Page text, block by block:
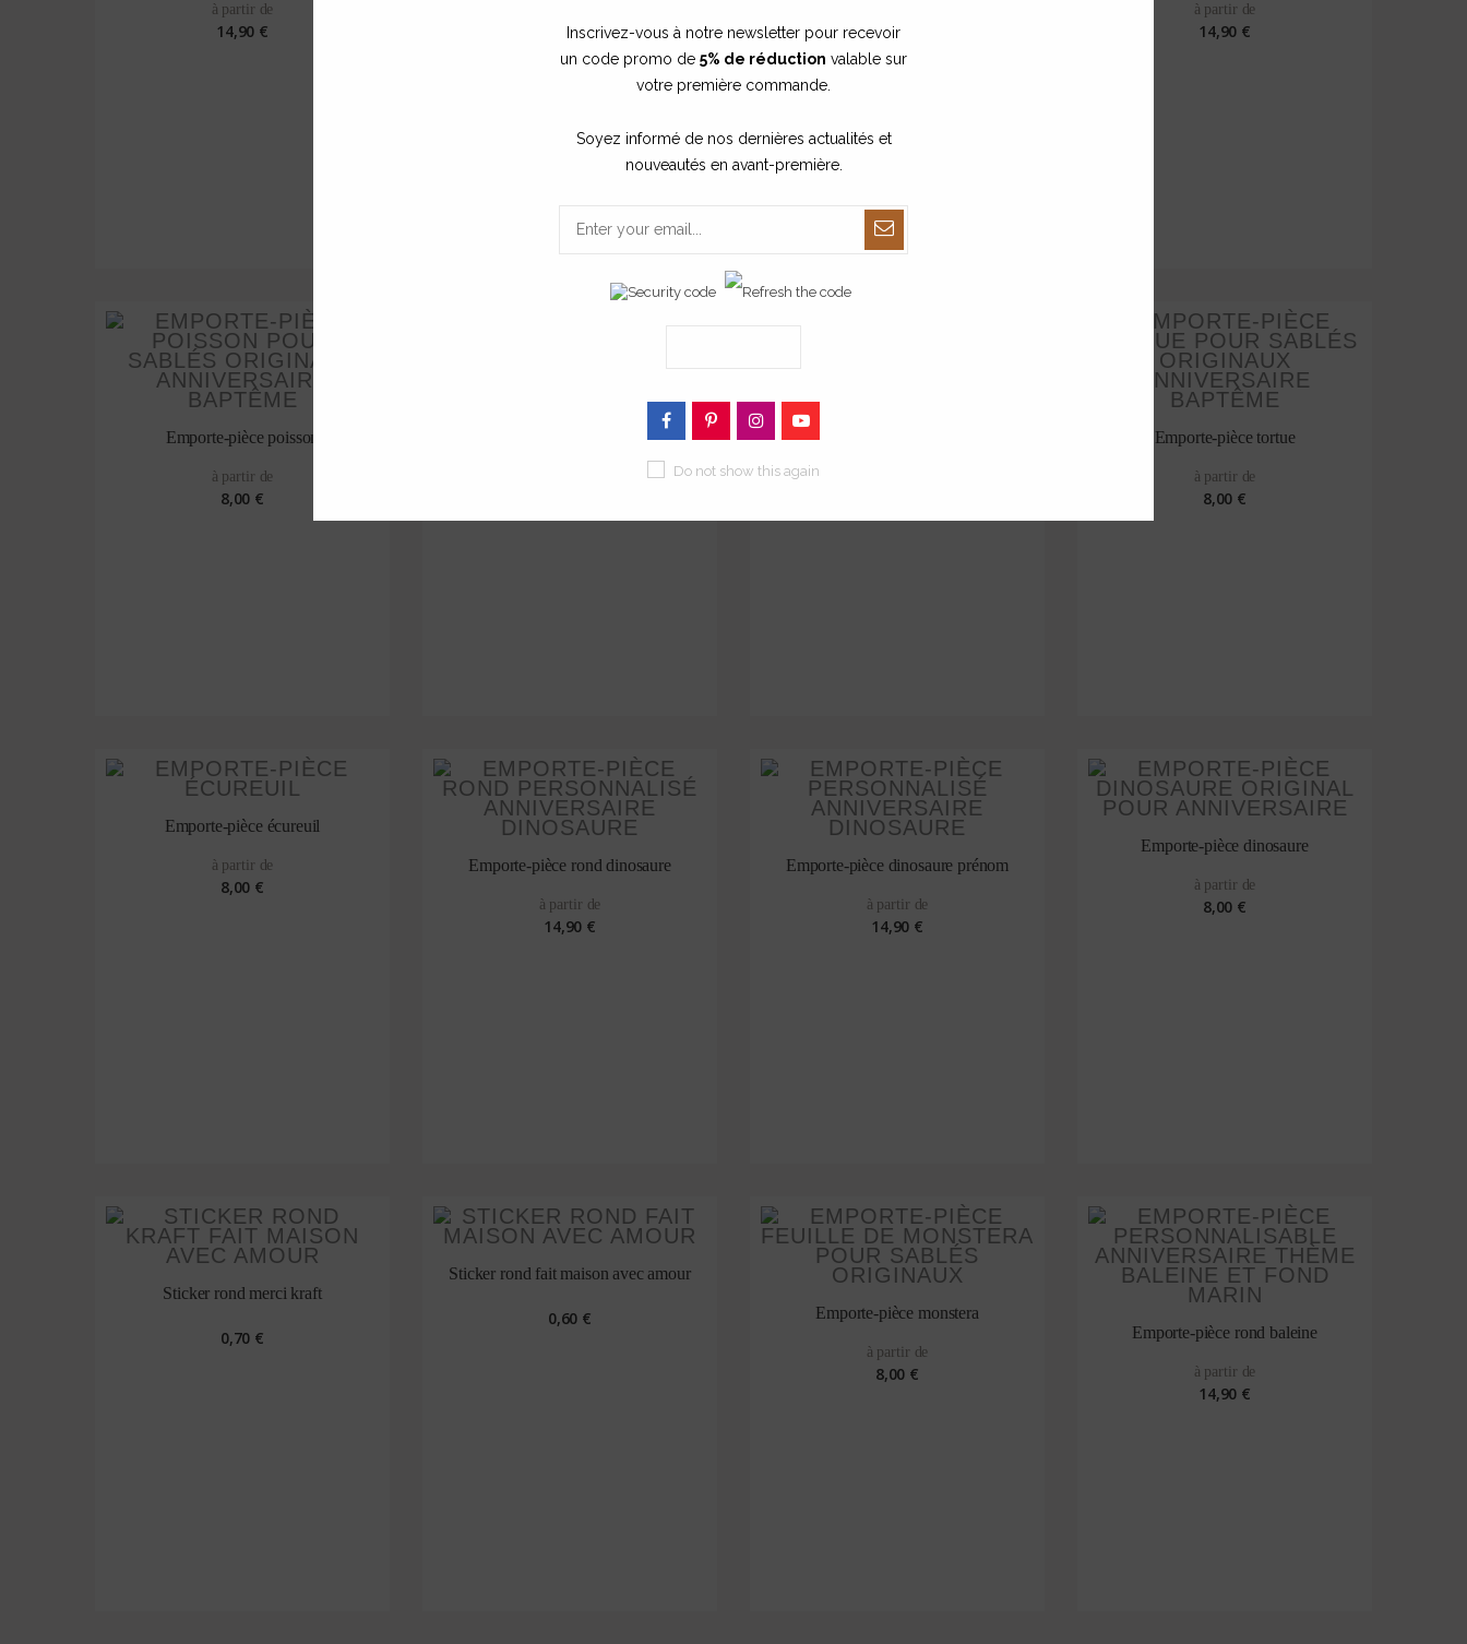
à partir de
14,90 €
à partir de
14,90 €
Emporte-pièce poisson
à partir de
8,00 €
Emporte-pièce étoile de mer Emporte-pièce tortue
à partir de
8,00 €
Emporte-pièce écureuil
à partir de
8,00 €
Emporte-pièce rond dinosaure
à partir de
14,90 €
Emporte-pièce dinosaure prénom
à partir de
14,90 €
Emporte-pièce dinosaure
à partir de
8,00 €
Sticker rond merci kraft
0,70 €
Sticker rond fait maison avec amour
0,60 € Emporte-pièce monstera
à partir de
8,00 €
Emporte-pièce rond baleine
à partir de
14,90 €
Inscrivez-vous à notre newsletter pour recevoir
un code promo de 5% de réduction valable sur
votre première commande.
Soyez informé de nos dernières actualités et
nouveautés en avant-première.
Do not show this again